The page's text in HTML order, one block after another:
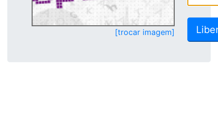
[trocar imagem]